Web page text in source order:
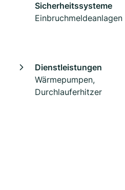
Sicherheitssysteme
Einbruchmeldeanlagen
Dienstleistungen
Wärmepumpen,
Durchlauferhitzer